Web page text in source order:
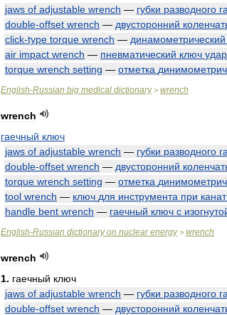
jaws of adjustable wrench — губки разводного
double-offset wrench — двусторонний
click-type torque wrench — динамометрический
air impact wrench — пневматический ключ
torque wrench setting — отметка
English-Russian big medical dictionary> wrench
wrench
гаечный ключ
jaws of adjustable wrench — губки разводного
double-offset wrench — двусторонний
torque wrench setting — отметка
tool wrench — ключ для инструмента при
handle bent wrench — гаечный ключ с
English-Russian dictionary on nuclear energy> wrench
wrench
1. гаечный ключ
jaws of adjustable wrench — губки разводного
double-offset wrench — двусторонний